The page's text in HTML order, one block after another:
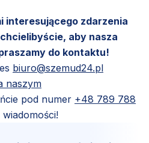
interesującego zdarzenia
aby nasza
do kontaktu!
biuro@szemud24.pl
naszym
pod numer +48 789 788